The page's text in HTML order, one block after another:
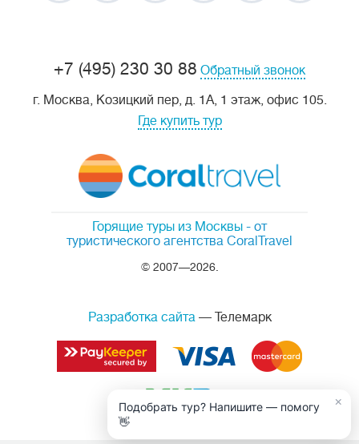
Горящие туры из Москвы - от
туристического агентства CoralTravel
© 2007—2026.
+7 (495) 230 30 88 Обратный звонок
г. Москва, Козицкий пер, д. 1А, 1 этаж, офис 105.
Где купить тур
Разработка сайта— Телемарк
Подобрать тур? Напишите — помогу
👋
×